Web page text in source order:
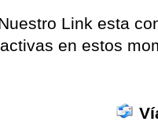
Link esta
activas en estos